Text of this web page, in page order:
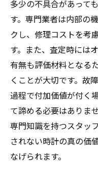
多少の不具合があって
す。専門業者は内部の
クし、修理コストを考
す。また、査定時には
有無も評価材料となる
くことが大切です。故
過程で付加価値が付く
て諦める必要はありま
専門知識を持つスタッ
されない時計の真の価
なげられます。